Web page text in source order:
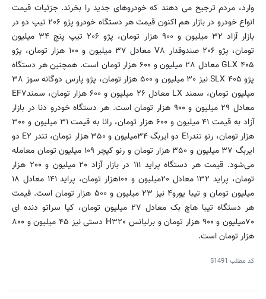
وارد، مردم ترجیح می دهند که خودروهای جدید را بخرند. جزئیات قیمت
انواع خودرو در بازار هم اکنون قیمت هر دستگاه خودرو پژو ۲۰۶ تیپ دو در
بازار آزاد ۳۲ میلیون و ۹۰۰ هزار تومان، پژو ۲۰۶ تیپ پنج ۳۴ میلیون
تومان، پژو ۲۰۶ صندوقدار V۸ معادل ۳۷ میلیون و ۱۰۰ هزار تومان، پژو
۴۰۵ GLX معادل ۲۸ میلیون و ۶۰۰ هزار تومان است. همچنین هر دستگاه
پژو ۴۰۵ SLX نیز ۳۰ میلیون و ۵۰۰ هزار تومان، پژو پارس دوگانه سوز ۳۸
میلیون تومان، سمند LX معادل ۲۶ میلیون و ۶۰۰ هزار تومان، سمندEF۷
معادل ۲۹ میلیون و ۹۰۰ هزار تومان است. هر دستگاه خودرو دنا در بازار
آزاد به قیمت ۴۱ میلیون و ۶۰۰ هزار تومان، رانا به قیمت ۳۱ میلیون و ۳۰۰
هزار تومان، رنو تندرE۱ دو ایربگ ۳۴میلیون و ۳۵۰ هزار تومان، تندر E۲ دو
ایربگ ۳۷ میلیون و ۳۵۰ هزار تومان و رنو کپچر ۱۰۹ میلیون تومان معامله
می‌شود. قیمت هر دستگاه پراید ۱۱۱ در بازار آزاد ۲۰ میلیون و ۲۰۰ هزار
تومان، پراید ۱۳۲ معادل ۲۰میلیون و ۱۰۰هزار تومان، پراید ۱۴۱ معادل ۱۸
میلیون تومان و تیبا یورو۴ نیز ۲۳ میلیون و ۵۰۰ هزار تومان است. قیمت
هر دستگاه تیبا هاچ بک معادل ۲۷ میلیون تومان، کیا سراتو دنده ای
۷۰میلیون و ۹۰۰ هزار تومان و برلیانس H۳۲۰ دستی نیز ۴۵ میلیون و ۸۰۰
هزار تومان است.
کد مطلب 51491